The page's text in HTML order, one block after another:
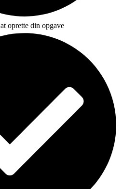
at oprette din opgave